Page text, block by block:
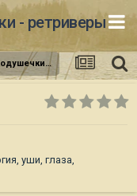
- ретриверы
Кожные заболевания, аллергия, уши, глаза, подушечки лап
уши, глаза,